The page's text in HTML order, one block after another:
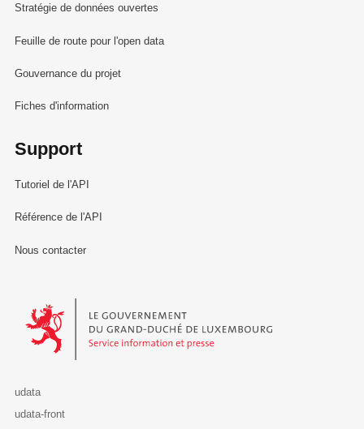
Stratégie de données ouvertes
Feuille de route pour l'open data
Gouvernance du projet
Fiches d'information
Support
Tutoriel de l'API
Référence de l'API
Nous contacter
Le Gouvernement du Grand-Duché de Luxembourg - Service
udata
udata-front